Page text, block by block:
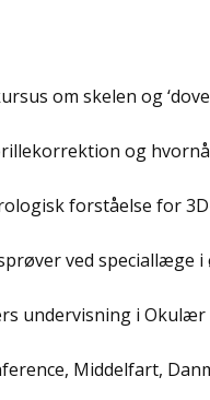
om skelen og
og
forståelse for
ved speciallæge
undervisning i
Middelfart,